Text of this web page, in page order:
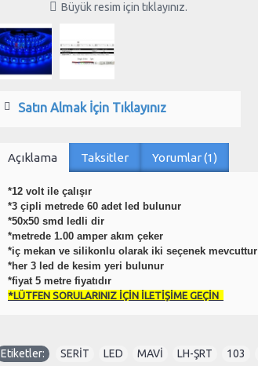
Büyük resim için tıklayınız.
Satın Almak İçin Tıklayınız
Açıklama Taksitler Yorumlar (1)
*12 volt ile çalışır
*3 çipli metrede 60 adet led bulunur
*50x50 smd ledli dir
*metrede 1.00 amper akım çeker
*iç mekan ve silikonlu olarak iki seçenek mevcuttur
*her 3 led de kesim yeri bulunur
*fiyat 5 metre fiyatıdır
*LÜTFEN SORULARINIZ İÇİN İLETİŞİME GEÇİN
Etiketler: SERİT LED MAVİ LH-ŞRT 103